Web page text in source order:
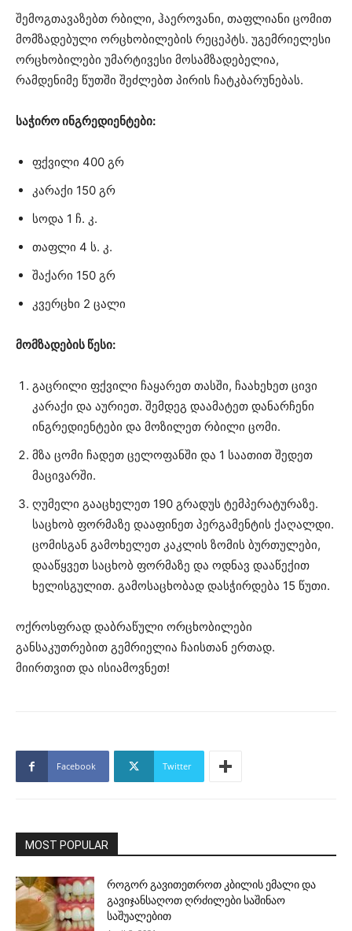
შემოგთავაზებთ რბილი, ჰაეროვანი, თაფლიანი ცომით
მომზადებული ორცხობილების რეცეპტს. უგემრიელესი
ორცხობილები უმარტივესი მოსამზადებელია,
რამდენიმე წუთში შეძლებთ პირის ჩატკბარუნებას.
საჭირო ინგრედიენტები:
ფქვილი 400 გრ
კარაქი 150 გრ
სოდა 1 ჩ. კ.
თაფლი 4 ს. კ.
შაქარი 150 გრ
კვერცხი 2 ცალი
მომზადების წესი:
გაცრილი ფქვილი ჩაყარეთ თასში, ჩაახეხეთ ცივი
კარაქი და აურიეთ. შემდეგ დაამატეთ დანარჩენი
ინგრედიენტები და მოზილეთ რბილი ცომი.
მზა ცომი ჩადეთ ცელოფანში და 1 საათით შედეთ
მაცივარში.
ღუმელი გააცხელეთ 190 გრადუს ტემპერატურაზე.
საცხობ ფორმაზე დააფინეთ პერგამენტის ქაღალდი.
ცომისგან გამოხელეთ კაკლის ზომის ბურთულები,
დააწყვეთ საცხობ ფორმაზე და ოდნავ დააწექით
ხელისგულით. გამოსაცხობად დასჭირდება 15 წუთი.
ოქროსფრად დაბრაწული ორცხობილები
განსაკუთრებით გემრიელია ჩაისთან ერთად.
მიირთვით და ისიამოვნეთ!
Facebook Twitter
MOST POPULAR
როგორ გავითეთროთ კბილის ემალი და
გავიჯანსაღოთ ღრძილები საშინაო
საშუალებით